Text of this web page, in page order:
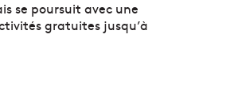
se poursuit avec une
gratuites jusqu’à